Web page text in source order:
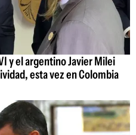
y el argentino Javier Milei
esta vez en Colombia